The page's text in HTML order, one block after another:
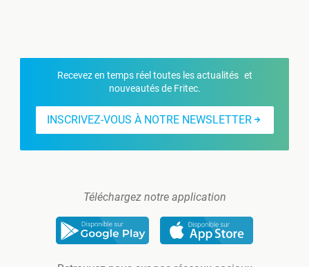
Recevez en temps réel toutes les actualités et
nouveautés de Fritec.
INSCRIVEZ-VOUS À NOTRE NEWSLETTER
Téléchargez notre application